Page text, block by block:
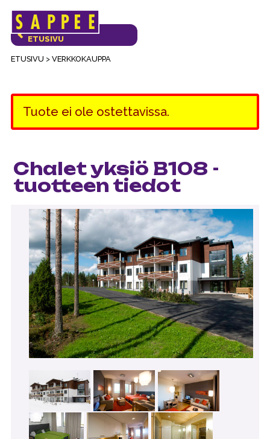
Päävalikko
ETUSIVU > VERKKOKAUPPA
VERKKOKAUPAN
ETUSIVU
Tuote ei ole ostettavissa.
Chalet yksiö B108 -
tuotteen tiedot